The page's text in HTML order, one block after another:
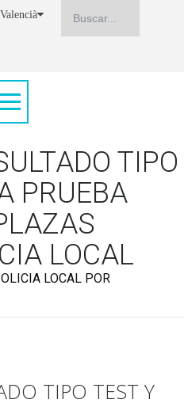
Valencià
TIPO
PRUEBA
LOCAL
LOCAL POR
TIPO TEST Y